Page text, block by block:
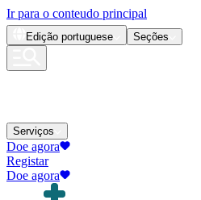
Ir para o conteudo principal
Edição portuguese Seções
Serviços
Doe agora
Registar
Doe agora